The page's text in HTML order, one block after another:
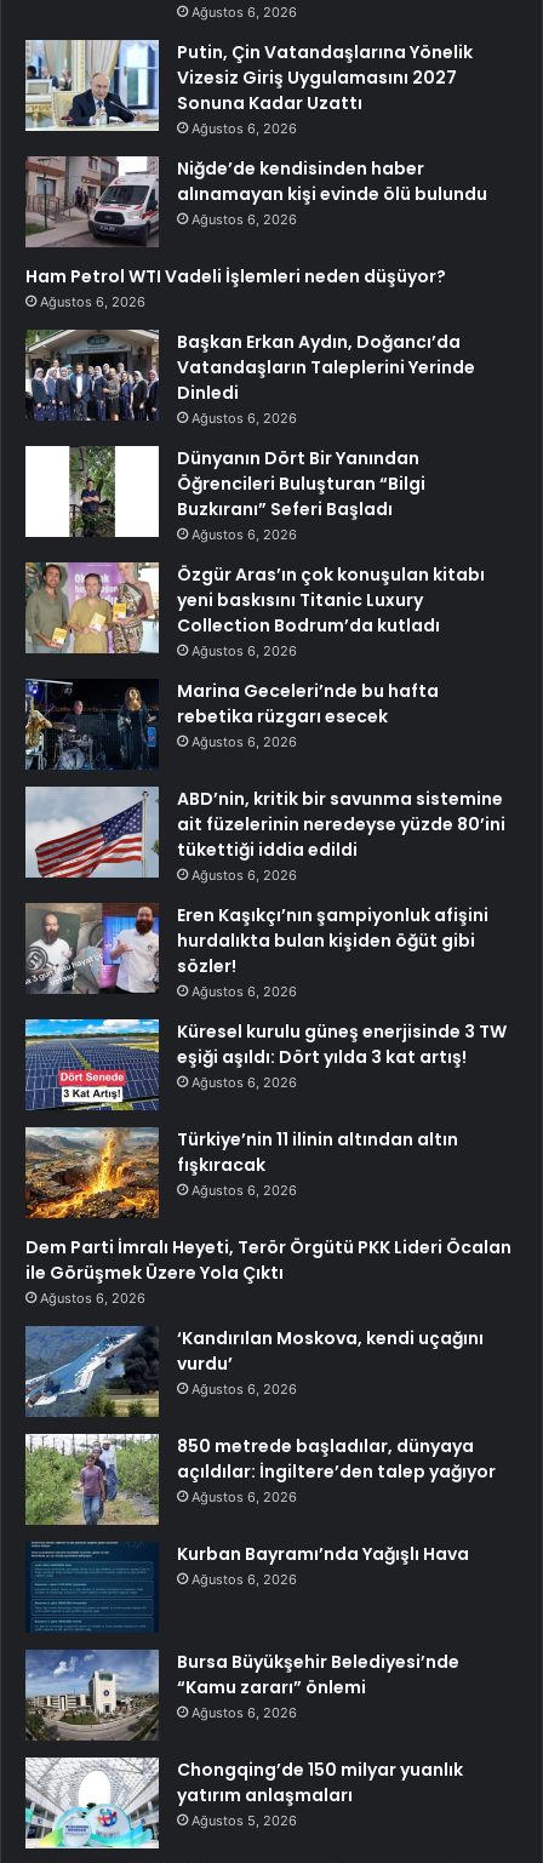
Ağustos 6, 2026
Putin, Çin Vatandaşlarına Yönelik
Vizesiz Giriş Uygulamasını 2027
Sonuna Kadar Uzattı
Ağustos 6, 2026
Niğde’de kendisinden haber
alınamayan kişi evinde ölü bulundu
Ağustos 6, 2026
Ham Petrol WTI Vadeli İşlemleri neden düşüyor?
Ağustos 6, 2026
Başkan Erkan Aydın, Doğancı’da
Vatandaşların Taleplerini Yerinde
Dinledi
Ağustos 6, 2026
Dünyanın Dört Bir Yanından
Öğrencileri Buluşturan “Bilgi
Buzkıranı” Seferi Başladı
Ağustos 6, 2026
Özgür Aras’ın çok konuşulan kitabı
yeni baskısını Titanic Luxury
Collection Bodrum’da kutladı
Ağustos 6, 2026
Marina Geceleri’nde bu hafta
rebetika rüzgarı esecek
Ağustos 6, 2026
ABD’nin, kritik bir savunma sistemine
ait füzelerinin neredeyse yüzde 80’ini
tükettiği iddia edildi
Ağustos 6, 2026
Eren Kaşıkçı’nın şampiyonluk afişini
hurdalıkta bulan kişiden öğüt gibi
sözler!
Ağustos 6, 2026
Küresel kurulu güneş enerjisinde 3 TW
eşiği aşıldı: Dört yılda 3 kat artış!
Ağustos 6, 2026
Türkiye’nin 11 ilinin altından altın
fışkıracak
Ağustos 6, 2026
Dem Parti İmralı Heyeti, Terör Örgütü PKK Lideri Öcalan
ile Görüşmek Üzere Yola Çıktı
Ağustos 6, 2026
‘Kandırılan Moskova, kendi uçağını
vurdu’
Ağustos 6, 2026
850 metrede başladılar, dünyaya
açıldılar: İngiltere’den talep yağıyor
Ağustos 6, 2026
Kurban Bayramı’nda Yağışlı Hava
Ağustos 6, 2026
Bursa Büyükşehir Belediyesi’nde
“Kamu zararı” önlemi
Ağustos 6, 2026
Chongqing’de 150 milyar yuanlık
yatırım anlaşmaları
Ağustos 5, 2026